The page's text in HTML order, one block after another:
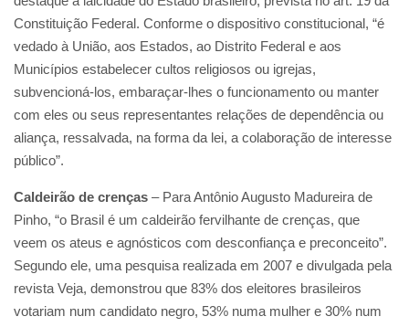
Constituição Federal. Conforme o dispositivo constitucional, “é
vedado à União, aos Estados, ao Distrito Federal e aos
Municípios estabelecer cultos religiosos ou igrejas,
subvencioná-los, embaraçar-lhes o funcionamento ou manter
com eles ou seus representantes relações de dependência ou
aliança, ressalvada, na forma da lei, a colaboração de interesse
público”.
Caldeirão de crenças – Para Antônio Augusto Madureira de
Pinho, “o Brasil é um caldeirão fervilhante de crenças, que
veem os ateus e agnósticos com desconfiança e preconceito”.
Segundo ele, uma pesquisa realizada em 2007 e divulgada pela
revista Veja, demonstrou que 83% dos eleitores brasileiros
votariam num candidato negro, 53% numa mulher e 30% num